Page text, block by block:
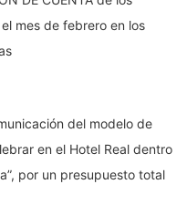
mes de febrero en los
del modelo de
en el Hotel Real dentro
por un presupuesto total